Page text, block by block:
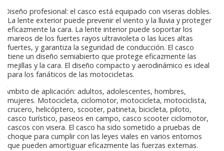
Diseño profesional: el casco está equipado con viseras dobles.
La lente exterior puede prevenir el viento y la lluvia y proteger
eficazmente la cara. La lente interior puede soportar los
mareos de los fuertes rayos ultravioleta o las luces altas
fuertes, y garantiza la seguridad de conducción. El casco
tiene un diseño semiabierto que protege eficazmente las
mejillas y la cara. El diseño compacto y aerodinámico es ideal
para los fanáticos de las motocicletas.
Ámbito de aplicación: adultos, adolescentes, hombres,
mujeres. Motocicleta, ciclomotor, motocicleta, motociclista,
crucero, helicóptero, scooter, patineta, bicicleta, piloto,
casco turístico, paseos en campo, casco scooter ciclomotor,
cascos con visera. El casco ha sido sometido a pruebas de
choque para cumplir con las leyes viales en varios entornos
que pueden amortiguar eficazmente las fuerzas externas.